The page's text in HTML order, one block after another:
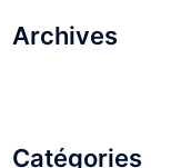
Archives
Catégories